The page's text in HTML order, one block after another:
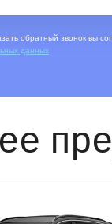
обратный звонок вы
данных